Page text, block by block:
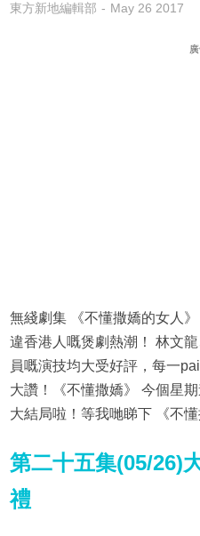
東方新地編輯部 May 26 2017
無綫劇集 《不懂撒嬌的女人
違香港人嘅煲劇熱潮！ 林文
員嘅演技均大受好評，每一
大讚！《不懂撒嬌》 今個星
大結局啦！等我哋睇下 《不
第二十五集(05/26)
禮